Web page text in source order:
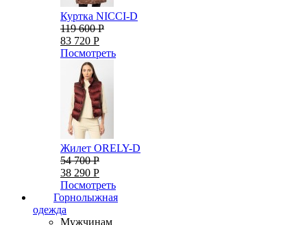
Куртка NICCI-D
119 600 Р
83 720 Р
Посмотреть
Жилет ORELY-D
54 700 Р
38 290 Р
Посмотреть
Горнолыжная
одежда
Мужчинам